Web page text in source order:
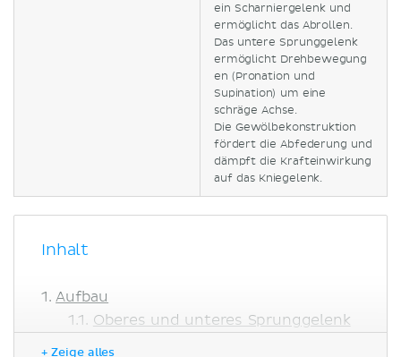
ein Scharniergelenk und
ermöglicht das Abrollen.
Das untere Sprunggelenk
ermöglicht Drehbewegung
en (Pronation und
Supination) um eine
schräge Achse.
Die Gewölbekonstruktion
fördert die Abfederung und
dämpft die Krafteinwirkung
auf das Kniegelenk.
Inhalt
Aufbau
Oberes und unteres Sprunggelenk
+ Zeige alles